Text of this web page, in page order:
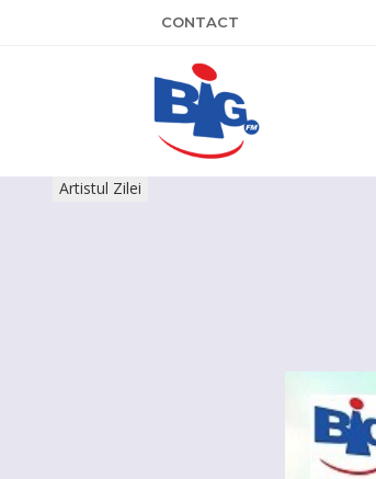
CONTACT
Artistul Zilei